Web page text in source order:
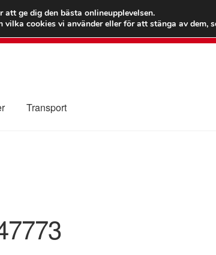
kr
Transport
att ge dig den bästa onlineupplevelsen.
vilka cookies vi använder eller för att stänga av dem,